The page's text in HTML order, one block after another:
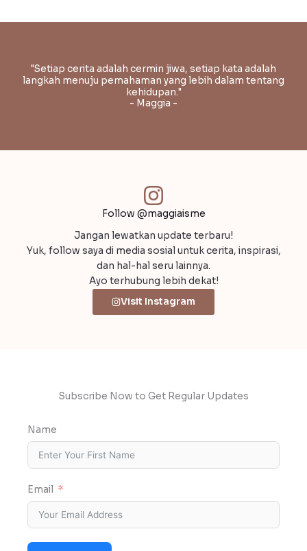
"Setiap cerita adalah cermin jiwa, setiap kata adalah
langkah menuju pemahaman yang lebih dalam tentang
kehidupan."
- Maggia -
Follow @maggiaisme
Jangan lewatkan update terbaru!
Yuk, follow saya di media sosial untuk cerita, inspirasi,
dan hal-hal seru lainnya.
Ayo terhubung lebih dekat!
Visit Instagram
Subscribe Now to Get Regular Updates
Name
Email